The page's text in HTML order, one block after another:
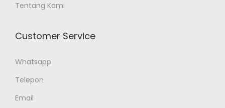
Tentang Kami
Customer Service
Whatsapp
Telepon
Email